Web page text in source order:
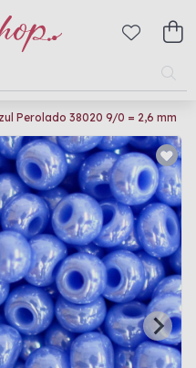
Perolado 38020 9/0 = 2,6 mm